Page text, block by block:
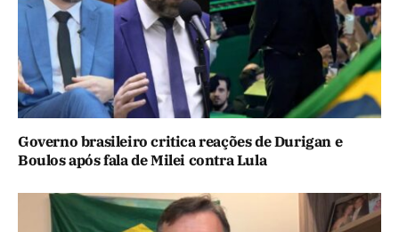
Governo brasileiro critica reações de Durigan e
Boulos após fala de Milei contra Lula